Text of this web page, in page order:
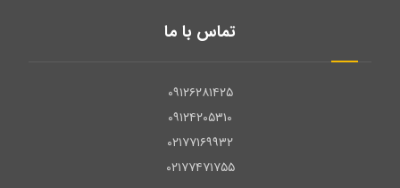
تماس با ما
۰۹۱۲۶۲۸۱۴۲۵
۰۹۱۲۴۲۰۵۳۱۰
۰۲۱۷۷۱۶۹۹۳۲
۰۲۱۷۷۴۷۱۷۵۵